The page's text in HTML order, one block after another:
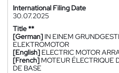
International Filing Date
30.07.2025
Title **
[German] IN EINEM
ELEKTROMOTOR
[English] ELECTRIC MOTOR
[French] MOTEUR ÉLECTRIQUE
DE BASE